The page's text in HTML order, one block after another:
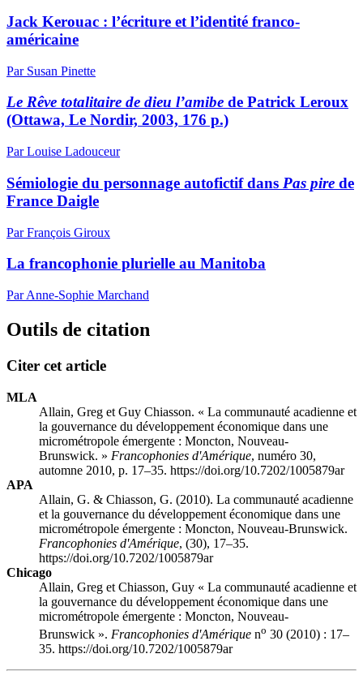
Jack Kerouac : l’écriture et l’identité franco-
américaine
Par Susan Pinette
Le Rêve totalitaire de dieu l’amibe de Patrick Leroux
(Ottawa, Le Nordir, 2003, 176 p.)
Par Louise Ladouceur
Sémiologie du personnage autofictif dans Pas pire de
France Daigle
Par François Giroux
La francophonie plurielle au Manitoba
Par Anne-Sophie Marchand
Outils de citation
Citer cet article
MLA
Allain, Greg et Guy Chiasson. « La communauté acadienne et
la gouvernance du développement économique dans une
micrométropole émergente : Moncton, Nouveau-
Brunswick. » Francophonies d'Amérique, numéro 30,
automne 2010, p. 17–35. https://doi.org/10.7202/1005879ar
APA
Allain, G. & Chiasson, G. (2010). La communauté acadienne
et la gouvernance du développement économique dans une
micrométropole émergente : Moncton, Nouveau-Brunswick.
Francophonies d'Amérique, (30), 17–35.
https://doi.org/10.7202/1005879ar
Chicago
Allain, Greg et Chiasson, Guy « La communauté acadienne et
la gouvernance du développement économique dans une
micrométropole émergente : Moncton, Nouveau-
Brunswick ». Francophonies d'Amérique no 30 (2010) : 17–
35. https://doi.org/10.7202/1005879ar